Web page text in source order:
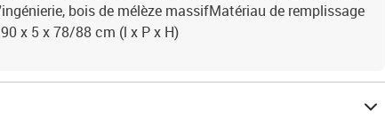
bois de mélèze massifMatériau de remplissage
x 5 x 78/88 cm (l x P x H)